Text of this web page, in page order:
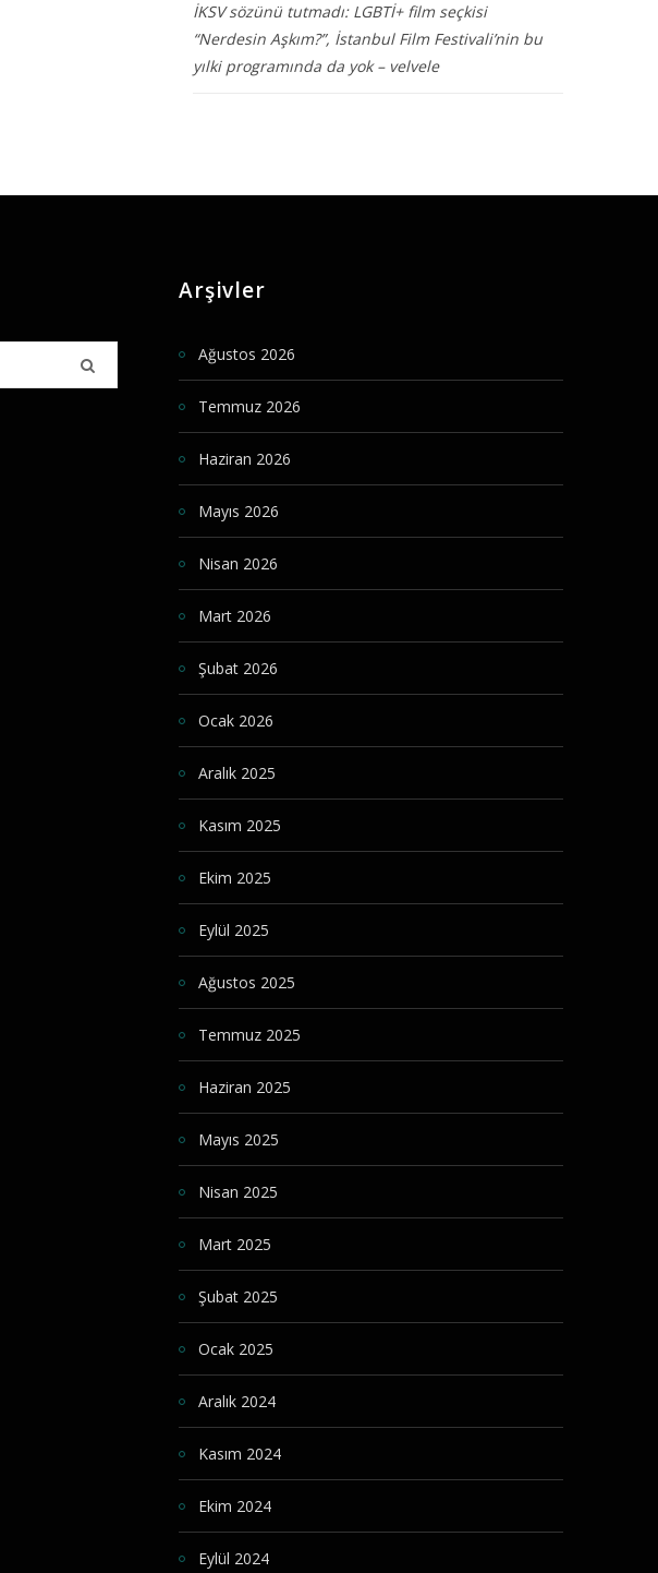
İKSV sözünü tutmadı: LGBTİ+ film seçkisi
“Nerdesin Aşkım?”, İstanbul Film Festivali’nin bu
yılki programında da yok – velvele
Arşivler
Ağustos 2026
Temmuz 2026
Haziran 2026
Mayıs 2026
Nisan 2026
Mart 2026
Şubat 2026
Ocak 2026
Aralık 2025
Kasım 2025
Ekim 2025
Eylül 2025
Ağustos 2025
Temmuz 2025
Haziran 2025
Mayıs 2025
Nisan 2025
Mart 2025
Şubat 2025
Ocak 2025
Aralık 2024
Kasım 2024
Ekim 2024
Eylül 2024